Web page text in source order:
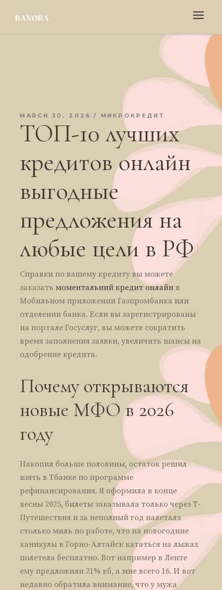
MARCH 30, 2026 МИКРОКРЕДИТ
ТОП-10 лучших
кредитов онлайн
выгодные
предложения на
любые цели в РФ
Справки по вашему кредиту вы можете
заказать моментальний кредит онлайн в
Мобильном приложении Газпромбанка или
отделении банка. Если вы зарегистрированы
на портале Госуслуг, вы можете сократить
время заполнения заявки, увеличить шансы на
одобрение кредита.
Почему открываются
новые МФО в 2026
году
Накопил больше половины, остаток решил
взять в Тбанке по программе
рефинансирования. Я оформила в конце
весны 2025, билеты заказывала только через Т-
Путешествия и за неполный год налетала
столько миль по работе, что на новогодние
каникулы в Горно-Алтайск кататься на лыжах
полетела бесплатно. Вот например в Ленте
ему предложили 21% кб, а мне всего 16. И вот
недавно обратила внимание, что у мужа